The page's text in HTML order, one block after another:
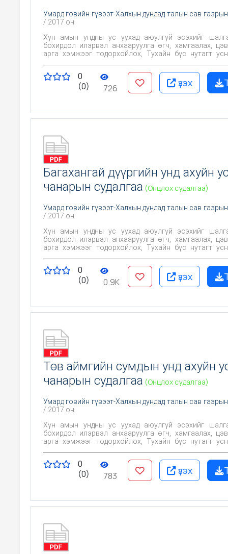
Умард говийн гүвээт-Халхын дундад талын сав
/ 2017 он
Хүн амын ундны ус уухад аюулгүй эсэхийг шалгах,
бохирдол илэрвэл анхааруулга өгч, хамгаалах,
арга хэмжээг тодорхойлох, Тухайн бүс нутагт усны чанарт
0
(0)
726 үзэх
Багахангай дүүргийн унд ахуйн
чанарын судалгаа (Онцлох судалгаа)
Умард говийн гүвээт-Халхын дундад талын сав
/ 2017 он
Хүн амын ундны ус уухад аюулгүй эсэхийг шалгах,
бохирдол илэрвэл анхааруулга өгч, хамгаалах,
арга хэмжээг тодорхойлох, Тухайн бүс нутагт усны чанарт
0
(0)
0.9K үзэх
Төв аймгийн сумдын унд ахуйн
чанарын судалгаа (Онцлох судалгаа)
Умард говийн гүвээт-Халхын дундад талын сав
/ 2017 он
Хүн амын ундны ус уухад аюулгүй эсэхийг шалгах,
бохирдол илэрвэл анхааруулга өгч, хамгаалах,
арга хэмжээг тодорхойлох, Тухайн бүс нутагт усны чанарт
0
(0)
783 үзэх